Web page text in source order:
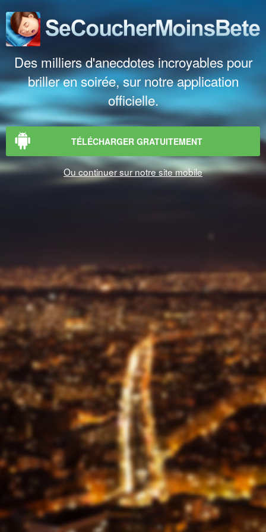
Des milliers d'anecdotes incroyables pour
briller en soirée, sur notre application
officielle.
TÉLÉCHARGER GRATUITEMENT
Ou continuer sur notre site mobile